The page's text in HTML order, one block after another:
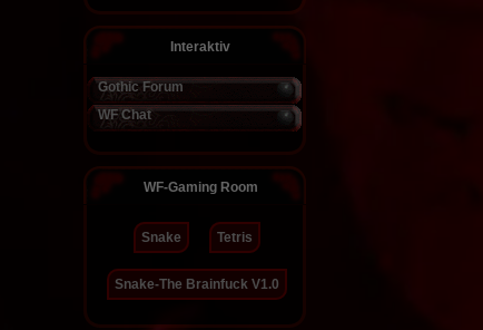
Interaktiv
Gothic Forum
WF Chat
WF-Gaming Room
Snake Tetris
Snake-The Brainfuck V1.0